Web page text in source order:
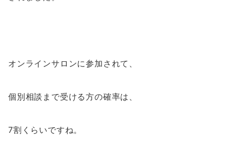
オンラインサロンに参加されて、
個別相談まで受ける方の確率は、
7割くらいですね。